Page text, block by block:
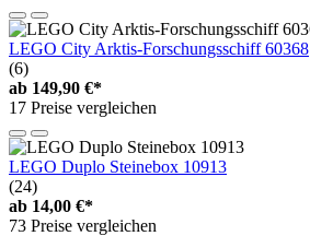
LEGO City Arktis-Forschungsschiff 60368
(6)
ab 149,90 €*
17 Preise vergleichen
LEGO Duplo Steinebox 10913
(24)
ab 14,00 €*
73 Preise vergleichen